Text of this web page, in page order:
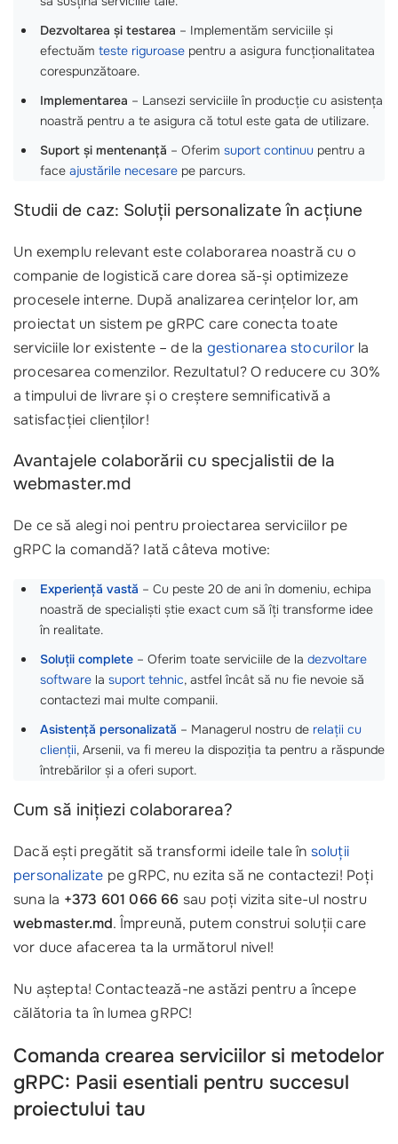
Dezvoltarea și testarea – Implementăm serviciile și
efectuăm teste riguroase pentru a asigura funcționalitatea
corespunzătoare.
Implementarea – Lansezi serviciile în producție cu asistența
noastră pentru a te asigura că totul este gata de utilizare.
Suport și mentenanță – Oferim suport continuu pentru a
face ajustările necesare pe parcurs.
Studii de caz: Soluții personalizate în acțiune
Un exemplu relevant este colaborarea noastră cu o
companie de logistică care dorea să-și optimizeze
procesele interne. După analizarea cerințelor lor, am
proiectat un sistem pe gRPC care conecta toate
serviciile lor existente – de la gestionarea stocurilor la
procesarea comenzilor. Rezultatul? O reducere cu 30%
a timpului de livrare și o creștere semnificativă a
satisfacției clienților!
Avantajele colaborării cu specjalistii de la
webmaster.md
De ce să alegi noi pentru proiectarea serviciilor pe
gRPC la comandă? Iată câteva motive:
Experiență vastă – Cu peste 20 de ani în domeniu, echipa
noastră de specialiști știe exact cum să îți transforme idee
în realitate.
Soluții complete – Oferim toate serviciile de la dezvoltare
software la suport tehnic, astfel încât să nu fie nevoie să
contactezi mai multe companii.
Asistență personalizată – Managerul nostru de relații cu
clienții, Arsenii, va fi mereu la dispoziția ta pentru a răspunde
întrebărilor și a oferi suport.
Cum să inițiezi colaborarea?
Dacă ești pregătit să transformi ideile tale în soluții
personalizate pe gRPC, nu ezita să ne contactezi! Poți
suna la +373 601 066 66 sau poți vizita site-ul nostru
webmaster.md. Împreună, putem construi soluții care
vor duce afacerea ta la următorul nivel!
Nu aștepta! Contactează-ne astăzi pentru a începe
călătoria ta în lumea gRPC!
Comanda crearea serviciilor si metodelor
gRPC: Pasii esentiali pentru succesul
proiectului tau